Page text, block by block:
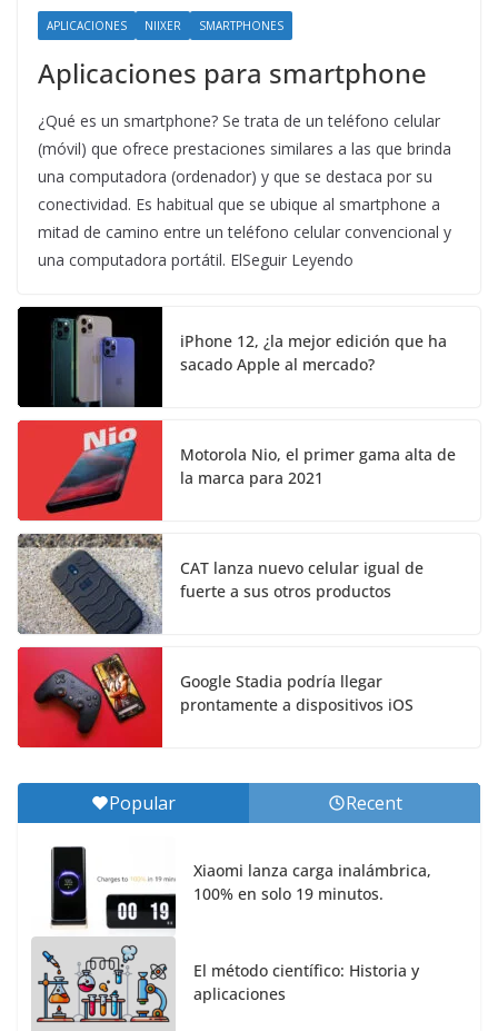
APLICACIONES NIIXER SMARTPHONES
Aplicaciones para smartphone
¿Qué es un smartphone? Se trata de un teléfono celular
(móvil) que ofrece prestaciones similares a las que brinda
una computadora (ordenador) y que se destaca por su
conectividad. Es habitual que se ubique al smartphone a
mitad de camino entre un teléfono celular convencional y
una computadora portátil. ElSeguir Leyendo
iPhone 12, ¿la mejor edición que ha
sacado Apple al mercado?
Motorola Nio, el primer gama alta de
la marca para 2021
CAT lanza nuevo celular igual de
fuerte a sus otros productos
Google Stadia podría llegar
prontamente a dispositivos iOS
Popular Recent
Xiaomi lanza carga inalámbrica,
100% en solo 19 minutos.
El método científico: Historia y
aplicaciones